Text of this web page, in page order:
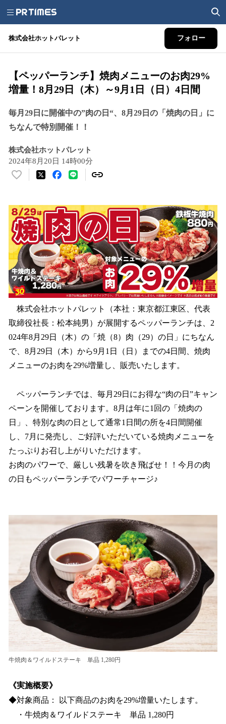
株式会社ホットパレット フォロー
【ペッパーランチ】焼肉メニューのお肉29%
増量！8月29日（木）～9月1日（日）4日間
毎月29日に開催中の”肉の日“、8月29日の「焼肉の日」に
ちなんで特別開催！！
株式会社ホットパレット
2024年8月20日 14時00分
い
！
数
を
読
み
込
み
中
で
す
株式会社ホットパレット（本社：東京都江東区、代表
取締役社長：松本純男）が展開するペッパーランチは、2
024年8月29日（木）の「焼（8）肉（29）の日」にちなん
で、8月29日（木）から9月1日（日）までの4日間、焼肉
メニューのお肉を29%増量し、販売いたします。
ペッパーランチでは、毎月29日にお得な“肉の日”キャン
ペーンを開催しております。8月は年に1回の「焼肉の
日」、特別な肉の日として通常1日間の所を4日間開催
し、7月に発売し、ご好評いただいている焼肉メニューを
たっぷりお召し上がりいただけます。
お肉のパワーで、厳しい残暑を吹き飛ばせ！！今月の肉
の日もペッパーランチでパワーチャージ♪
牛焼肉＆ワイルドステーキ 単品 1,280円
《実施概要》
◆対象商品： 以下商品のお肉を29%増量いたします。
・牛焼肉＆ワイルドステーキ 単品 1,280円